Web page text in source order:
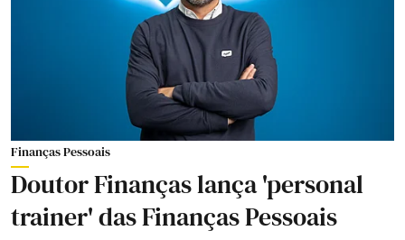
Finanças Pessoais
Doutor Finanças lança 'personal
trainer' das Finanças Pessoais